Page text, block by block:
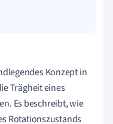
Konzept in
Trägheit eines
Es beschreibt, wie
Rotationszustands